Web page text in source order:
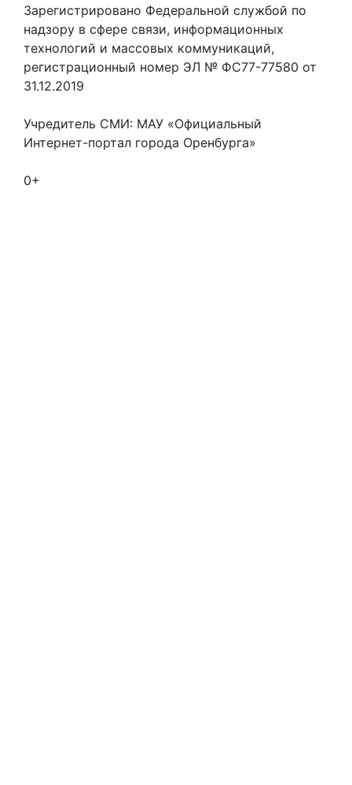
Зарегистрировано Федеральной службой по
надзору в сфере связи, информационных
технологий и массовых коммуникаций,
регистрационный номер ЭЛ № ФС77-77580 от
31.12.2019
Учредитель СМИ: МАУ «Официальный
Интернет-портал города Оренбурга»
0+